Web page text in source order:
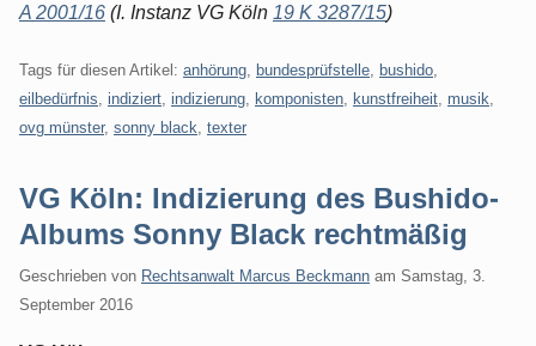
A 2001/16 (I. Instanz VG Köln 19 K 3287/15)
Tags für diesen Artikel: anhörung bundesprüfstelle bushido
eilbedürfnis indiziert indizierung komponisten kunstfreiheit musik
ovg münster, sonny black texter
VG Köln: Indizierung des Bushido-
Albums Sonny Black rechtmäßig
Geschrieben von Rechtsanwalt Marcus Beckmann am Samstag, 3.
September 2016